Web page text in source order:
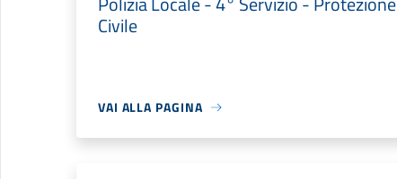
Civile
VAI ALLA PAGINA